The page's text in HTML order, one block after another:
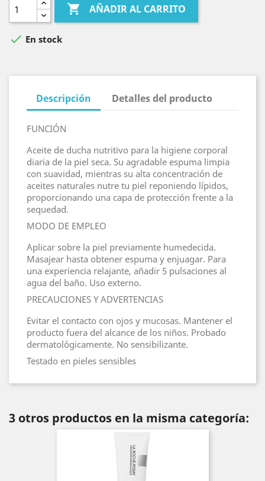
 AÑADIR AL CARRITO
 En stock
Descripción Detalles del producto
FUNCIÓN
Aceite de ducha nutritivo para la higiene corporal
diaria de la piel seca. Su agradable espuma limpia
con suavidad, mientras su alta concentración de
aceites naturales nutre tu piel reponiendo lípidos,
proporcionando una capa de protección frente a la
sequedad.
MODO DE EMPLEO
Aplicar sobre la piel previamente humedecida.
Masajear hasta obtener espuma y enjuagar. Para
una experiencia relajante, añadir 5 pulsaciones al
agua del baño. Uso externo.
PRECAUCIONES Y ADVERTENCIAS
Evitar el contacto con ojos y mucosas. Mantener el
producto fuera del alcance de los niños. Probado
dermatológicamente. No sensibilizante.
Testado en pieles sensibles
3 otros productos en la misma categoría: